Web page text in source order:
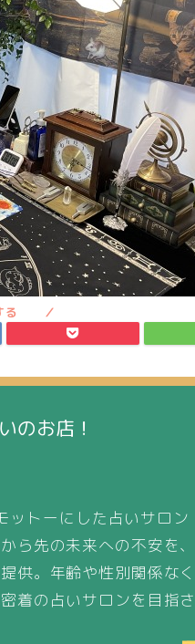
のお店！
トーにした占いサロン
ら先の未来への不安を、
供。年齢や性別関係なく
着の占いサロンを目指さ